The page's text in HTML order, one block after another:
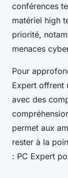
conférences
matériel high
priorité,
menaces
Pour
Expert offrent
avec des
permet aux
rester à la
: PC Expert